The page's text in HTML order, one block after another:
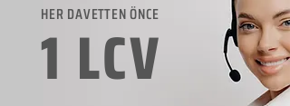
HER DAVETTEN ÖNCE
1 LCV